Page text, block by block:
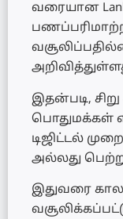
வரையான
இதன்படி,
பொதுமக்கள்
டிஜிட்டல்
அல்லது
இதுவரை